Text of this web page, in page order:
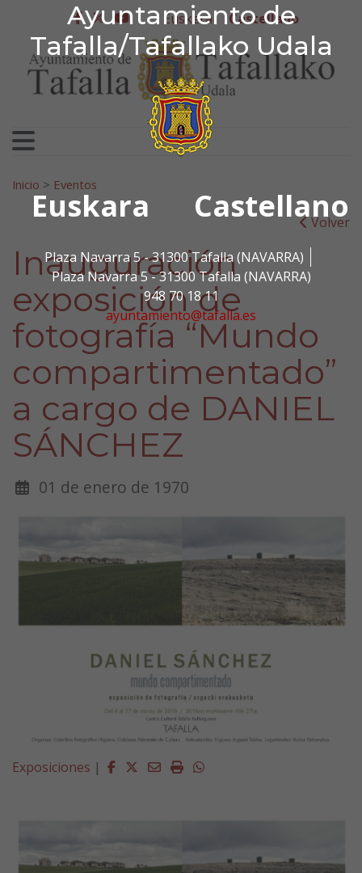
Ayuntamiento de
Tafalla/Tafallako Udala
Euskara Castellano
Plaza Navarra 5 - 31300 Tafalla (NAVARRA)
Plaza Navarra 5 - 31300 Tafalla (NAVARRA)
948 70 18 11
ayuntamiento@tafalla.es
Ir al contenido
Ayuntamiento de
facebook
twitter
youtube
Euskera Castellano
Search for:
Inicio > Eventos
Volver
Inauguración
exposición de
fotografía “Mundo
compartimentado”
a cargo de DANIEL
SÁNCHEZ
01 de enero de 1970
Exposiciones | Facebook
Twitter
EmailImprimirWhatsapp